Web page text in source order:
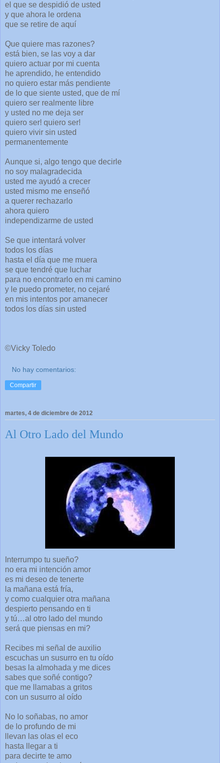
el que se despidió de usted
y que ahora le ordena
que se retire de aquí
Que quiere mas razones?
está bien, se las voy a dar
quiero actuar por mi cuenta
he aprendido, he entendido
no quiero estar más pendiente
de lo que siente usted, que de mí
quiero ser realmente libre
y usted no me deja ser
quiero ser! quiero ser!
quiero vivir sin usted
permanentemente
Aunque si, algo tengo que decirle
no soy malagradecida
usted me ayudó a crecer
usted mismo me enseñó
a querer rechazarlo
ahora quiero
independizarme de usted
Se que intentará volver
todos los días
hasta el día que me muera
se que tendré que luchar
para no encontrarlo en mi camino
y le puedo prometer, no cejaré
en mis intentos por amanecer
todos los días sin usted
©Vicky Toledo
No hay comentarios:
Compartir
martes, 4 de diciembre de 2012
Al Otro Lado del Mundo
Interrumpo tu sueño?
no era mi intención amor
es mi deseo de tenerte
la mañana está fría,
y como cualquier otra mañana
despierto pensando en ti
y tú…al otro lado del mundo
será que piensas en mi?
Recibes mi señal de auxilio
escuchas un susurro en tu oído
besas la almohada y me dices
sabes que soñé contigo?
que me llamabas a gritos
con un susurro al oído
No lo soñabas, no amor
de lo profundo de mi
llevan las olas el eco
hasta llegar a ti
para decirte te amo